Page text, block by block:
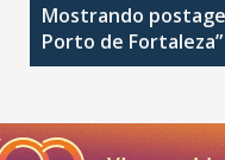
Mostrando
Porto de Fortaleza”